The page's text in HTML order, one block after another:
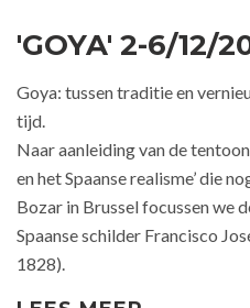
'GOYA' 2-6/12/
Goya: tussen traditie en
tijd.
Naar aanleiding van de
en het Spaanse realisme’ die
Bozar in Brussel focussen we
Spaanse schilder Francisco
1828).